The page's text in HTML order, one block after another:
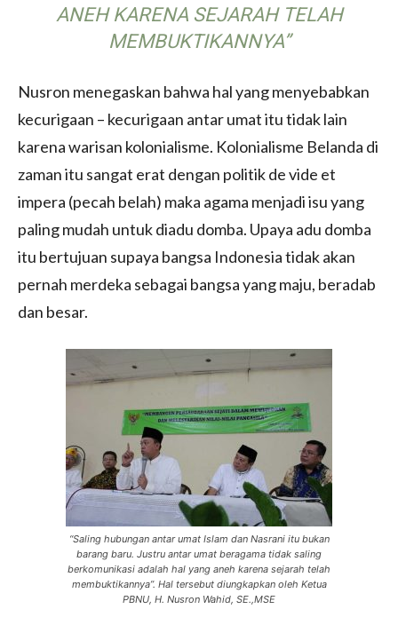
ANEH KARENA SEJARAH TELAH
MEMBUKTIKANNYA”
Nusron menegaskan bahwa hal yang menyebabkan
kecurigaan – kecurigaan antar umat itu tidak lain
karena warisan kolonialisme. Kolonialisme Belanda di
zaman itu sangat erat dengan politik de vide et
impera (pecah belah) maka agama menjadi isu yang
paling mudah untuk diadu domba. Upaya adu domba
itu bertujuan supaya bangsa Indonesia tidak akan
pernah merdeka sebagai bangsa yang maju, beradab
dan besar.
“Saling hubungan antar umat Islam dan Nasrani itu bukan
barang baru. Justru antar umat beragama tidak saling
berkomunikasi adalah hal yang aneh karena sejarah telah
membuktikannya”. Hal tersebut diungkapkan oleh Ketua
PBNU, H. Nusron Wahid, SE.,MSE